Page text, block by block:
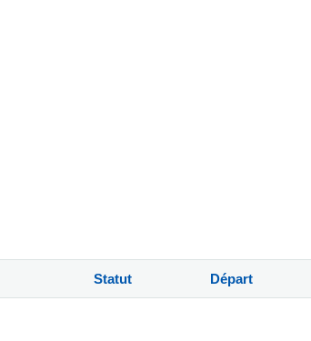
Statut Départ